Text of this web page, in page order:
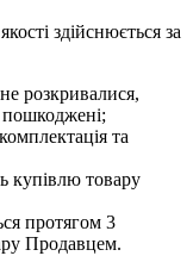
здійснюється за
розкривалися,
та
купівлю товару
протягом 3
Продавцем.